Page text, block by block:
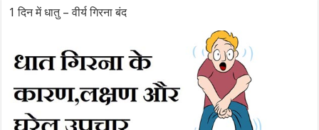
1 दिन में धातु – वीर्य गिरना बंद